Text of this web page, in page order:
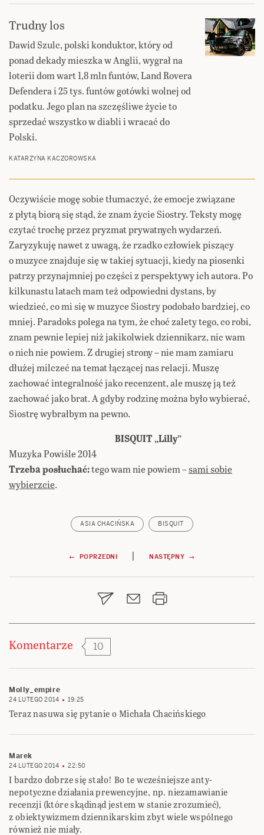
Trudny los
Dawid Szulc, polski konduktor, który od
ponad dekady mieszka w Anglii, wygrał na
loterii dom wart 1,8 mln funtów, Land Rovera
Defendera i 25 tys. funtów gotówki wolnej od
podatku. Jego plan na szczęśliwe życie to
sprzedać wszystko w diabli i wracać do
Polski.
KATARZYNA KACZOROWSKA
Oczywiście mogę sobie tłumaczyć, że emocje związane
z płytą biorą się stąd, że znam życie Siostry. Teksty mogę
czytać trochę przez pryzmat prywatnych wydarzeń.
Zaryzykuję nawet z uwagą, że rzadko człowiek piszący
o muzyce znajduje się w takiej sytuacji, kiedy na piosenki
patrzy przynajmniej po części z perspektywy ich autora. Po
kilkunastu latach mam też odpowiedni dystans, by
wiedzieć, co mi się w muzyce Siostry podobało bardziej, co
mniej. Paradoks polega na tym, że choć zalety tego, co robi,
znam pewnie lepiej niż jakikolwiek dziennikarz, nic wam
o nich nie powiem. Z drugiej strony – nie mam zamiaru
dłużej milczeć na temat łączącej nas relacji. Muszę
zachować integralność jako recenzent, ale muszę ją też
zachować jako brat. A gdyby rodzinę można było wybierać,
Siostrę wybrałbym na pewno.
BISQUIT „Lilly”
Muzyka Powiśle 2014
Trzeba posłuchać:tego wam nie powiem –sami sobie
wybierzcie.
ASIA CHACIŃSKA BISQUIT
Nawigacja
wpisu
← POPRZEDNI | NASTĘPNY →
Komentarze 10
Molly_empire
24 LUTEGO 2014 19:25
Teraz nasuwa się pytanie o Michała Chacińskiego
Marek
24 LUTEGO 2014 22:50
I bardzo dobrze się stało! Bo te wcześniejsze anty-
nepotyczne działania prewencyjne, np. niezamawianie
recenzji (które skądinąd jestem w stanie zrozumieć),
z obiektywizmem dziennikarskim zbyt wiele wspólnego
również nie miały.